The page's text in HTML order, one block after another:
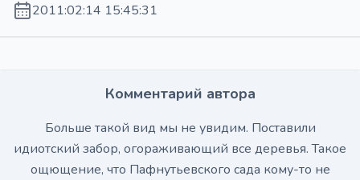
2011:02:14 15:45:31
Комментарий автора
Больше такой вид мы не увидим. Поставили
идиотский забор, огораживающий все деревья. Такое
ощющение, что Пафнутьевского сада кому-то не